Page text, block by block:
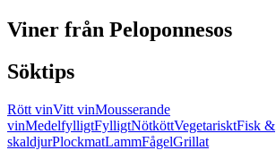
Viner från Peloponnesos
Söktips
Rött vinVitt vinMousserande
vinMedelfylligtFylligtNötköttVegetarisktFisk &
skaldjurPlockmatLammFågelGrillat